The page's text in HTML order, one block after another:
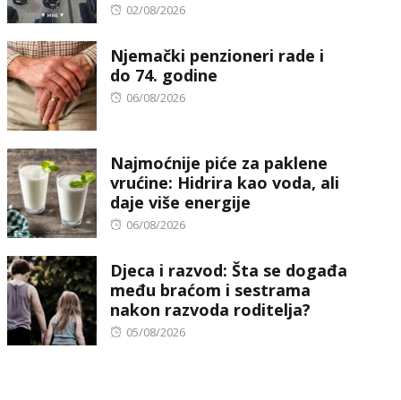
Posted
02/08/2026
Njemački penzioneri rade i
do 74. godine
Posted
06/08/2026
Najmoćnije piće za paklene
vrućine: Hidrira kao voda, ali
daje više energije
Posted
06/08/2026
Djeca i razvod: Šta se događa
među braćom i sestrama
nakon razvoda roditelja?
Posted
05/08/2026